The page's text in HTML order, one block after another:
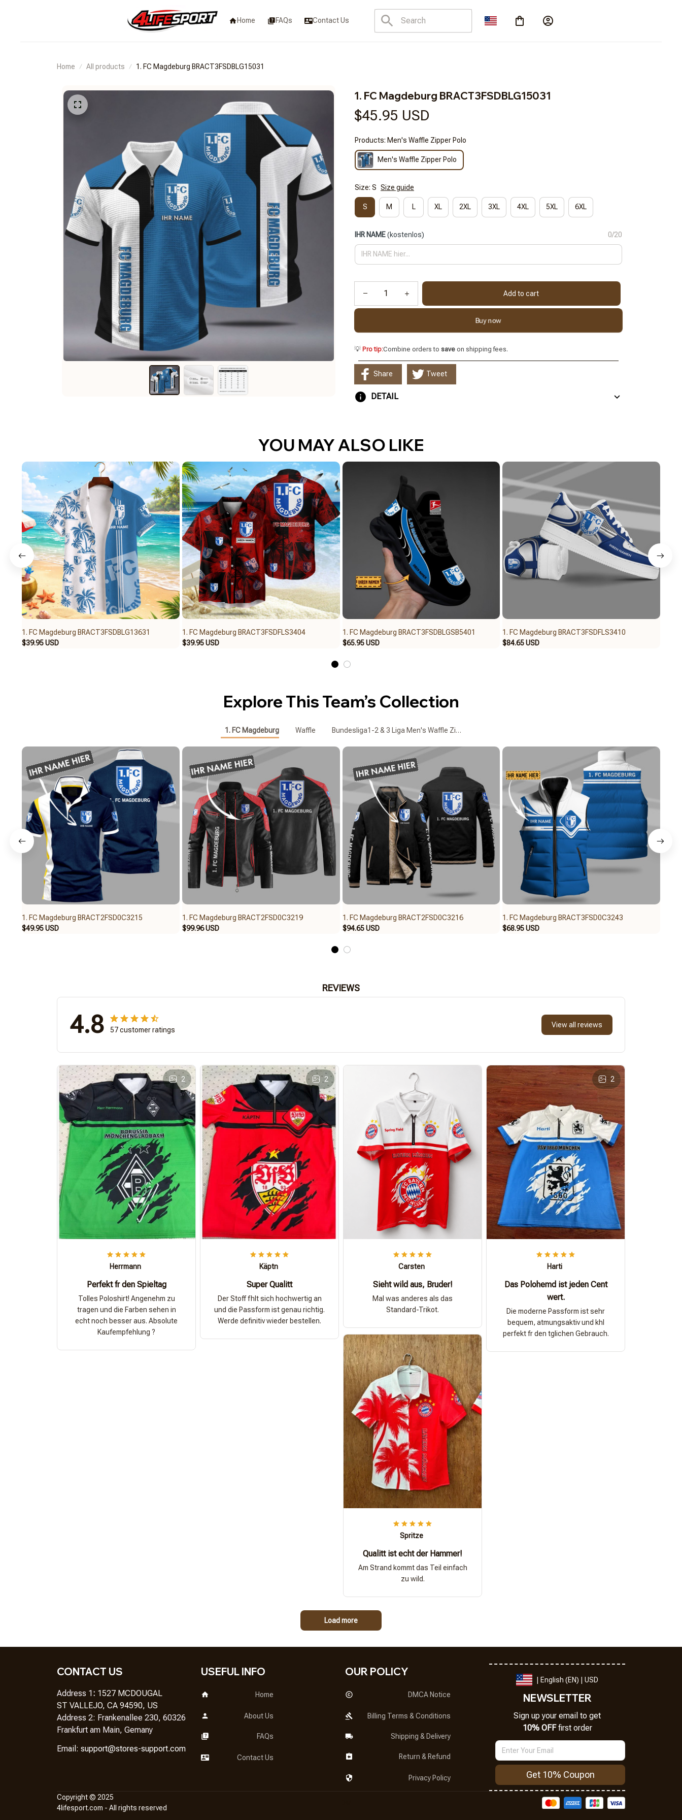
Home FAQs Contact Us
Home All products 1. FC Magdeburg BRACT3FSDBLG15031
1. FC Magdeburg BRACT3FSDBLG15031
$45.95 USD
Products: Men's Waffle Zipper Polo
Men's Waffle Zipper Polo
Size: S Size guide
S M L XL 2XL 3XL 4XL 5XL 6XL
IHR NAME(kostenlos) 0/20
Add to cart
Buy now
💡 Pro tip:Combine orders to save on shipping fees.
Share Tweet
DETAIL
YOU MAY ALSO LIKE
1. FC Magdeburg BRACT3FSDBLG13631
$39.95 USD
1. FC Magdeburg BRACT3FSDFLS3404
$39.95 USD
1. FC Magdeburg BRACT3FSDBLGSB5401
$65.95 USD
1. FC Magdeburg BRACT3FSDFLS3410
$84.65 USD
Explore This Team’s Collection
1. FC Magdeburg Waffle Bundesliga1-2 & 3 Liga Men's Waffle Zipper Polo
1. FC Magdeburg BRACT2FSD0C3215
$49.95 USD
1. FC Magdeburg BRACT2FSD0C3219
$99.96 USD
1. FC Magdeburg BRACT2FSD0C3216
$94.65 USD
1. FC Magdeburg BRACT3FSD0C3243
$68.95 USD
REVIEWS
4.8 57 customer ratings
View all reviews
2
Herrmann
Perfekt fr den Spieltag
Tolles Poloshirt! Angenehm zu
tragen und die Farben sehen in
echt noch besser aus. Absolute
Kaufempfehlung ?
2
Käptn
Super Qualitt
Der Stoff fhlt sich hochwertig an
und die Passform ist genau richtig.
Werde definitiv wieder bestellen.
Carsten
Sieht wild aus, Bruder!
Mal was anderes als das
Standard-Trikot.
2
Harti
Das Polohemd ist jeden Cent
wert.
Die moderne Passform ist sehr
bequem, atmungsaktiv und khl
perfekt fr den tglichen Gebrauch.
Spritze
Qualitt ist echt der Hammer!
Am Strand kommt das Teil einfach
zu wild.
Load more
CONTACT US
Address 1: 1527 MCDOUGAL
ST VALLEJO, CA 94590, US
Address 2: Frankenallee 230, 60326
Frankfurt am Main, Gemany
Email: support@stores-support.com
USEFUL INFO
Home
About Us
FAQs
Contact Us
OUR POLICY
DMCA Notice
Billing Terms & Conditions
Shipping & Delivery
Return & Refund
Privacy Policy
| English (EN) | USD
NEWSLETTER
Sign up your email to get
10% OFF first order
Get 10% Coupon
Copyright © 2025
4lifesport.com - All rights reserved